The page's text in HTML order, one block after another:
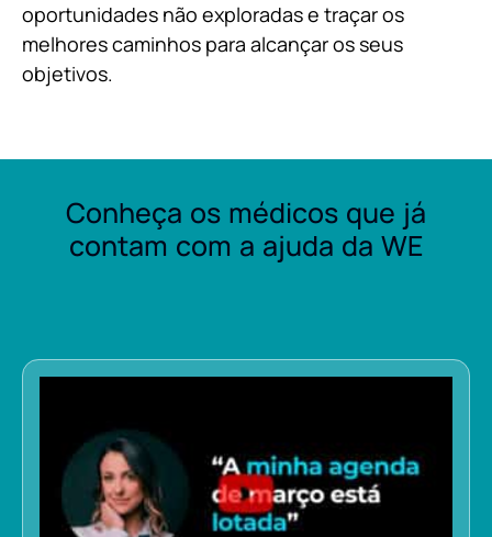
oportunidades não exploradas e traçar os
melhores caminhos para alcançar os seus
objetivos.
Conheça os médicos que já
contam com a ajuda da WE